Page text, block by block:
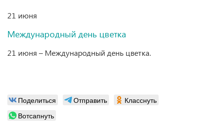
21 июня
Международный день цветка
21 июня – Международный день цветка.
Поделиться Отправить
Класснуть
Вотсапнуть